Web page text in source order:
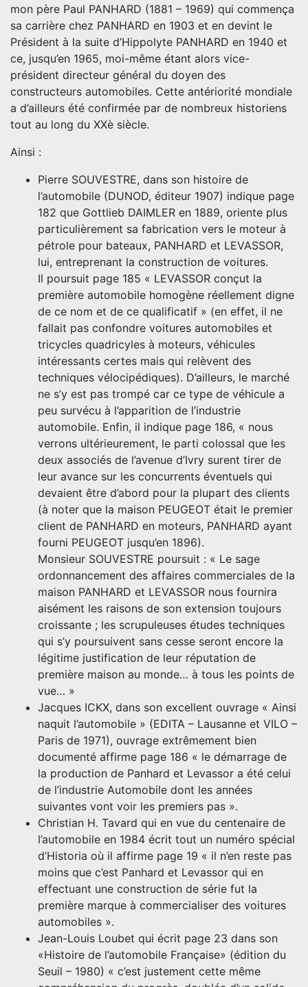
mon père Paul PANHARD (1881 – 1969) qui commença
sa carrière chez PANHARD en 1903 et en devint le
Président à la suite d’Hippolyte PANHARD en 1940 et
ce, jusqu’en 1965, moi-même étant alors vice-
président directeur général du doyen des
constructeurs automobiles. Cette antériorité mondiale
a d’ailleurs été confirmée par de nombreux historiens
tout au long du XXè siècle.
Ainsi :
Pierre SOUVESTRE, dans son histoire de
l’automobile (DUNOD, éditeur 1907) indique page
182 que Gottlieb DAIMLER en 1889, oriente plus
particulièrement sa fabrication vers le moteur à
pétrole pour bateaux, PANHARD et LEVASSOR,
lui, entreprenant la construction de voitures.
Il poursuit page 185 « LEVASSOR conçut la
première automobile homogène réellement digne
de ce nom et de ce qualificatif » (en effet, il ne
fallait pas confondre voitures automobiles et
tricycles quadricyles à moteurs, véhicules
intéressants certes mais qui relèvent des
techniques vélocipédiques). D’ailleurs, le marché
ne s’y est pas trompé car ce type de véhicule a
peu survécu à l’apparition de l’industrie
automobile. Enfin, il indique page 186, « nous
verrons ultérieurement, le parti colossal que les
deux associés de l’avenue d’Ivry surent tirer de
leur avance sur les concurrents éventuels qui
devaient être d’abord pour la plupart des clients
(à noter que la maison PEUGEOT était le premier
client de PANHARD en moteurs, PANHARD ayant
fourni PEUGEOT jusqu’en 1896).
Monsieur SOUVESTRE poursuit : « Le sage
ordonnancement des affaires commerciales de la
maison PANHARD et LEVASSOR nous fournira
aisément les raisons de son extension toujours
croissante ; les scrupuleuses études techniques
qui s’y poursuivent sans cesse seront encore la
légitime justification de leur réputation de
première maison au monde… à tous les points de
vue… »
Jacques ICKX, dans son excellent ouvrage « Ainsi
naquit l’automobile » (EDITA – Lausanne et VILO –
Paris de 1971), ouvrage extrêmement bien
documenté affirme page 186 « le démarrage de
la production de Panhard et Levassor a été celui
de l’industrie Automobile dont les années
suivantes vont voir les premiers pas ».
Christian H. Tavard qui en vue du centenaire de
l’automobile en 1984 écrit tout un numéro spécial
d’Historia où il affirme page 19 « il n’en reste pas
moins que c’est Panhard et Levassor qui en
effectuant une construction de série fut la
première marque à commercialiser des voitures
automobiles ».
Jean-Louis Loubet qui écrit page 23 dans son
«Histoire de l’automobile Française» (édition du
Seuil – 1980) « c’est justement cette même